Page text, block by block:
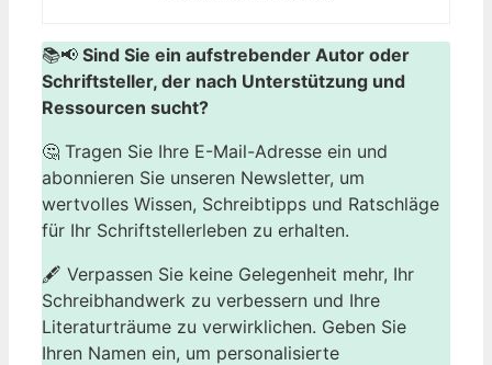
📚📢 Sind Sie ein aufstrebender Autor oder
Schriftsteller, der nach Unterstützung und
Ressourcen sucht?
🤔 Tragen Sie Ihre E-Mail-Adresse ein und
abonnieren Sie unseren Newsletter, um
wertvolles Wissen, Schreibtipps und Ratschläge
für Ihr Schriftstellerleben zu erhalten.
🖋️ Verpassen Sie keine Gelegenheit mehr, Ihr
Schreibhandwerk zu verbessern und Ihre
Literaturträume zu verwirklichen. Geben Sie
Ihren Namen ein, um personalisierte